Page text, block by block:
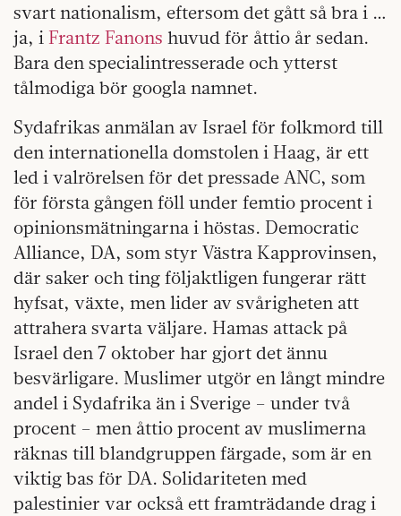
svart nationalism, eftersom det gått så bra i …
ja, i Frantz Fanons huvud för åttio år sedan.
Bara den specialintresserade och ytterst
tålmodiga bör googla namnet.
Sydafrikas anmälan av Israel för folkmord till
den internationella domstolen i Haag, är ett
led i valrörelsen för det pressade ANC, som
för första gången föll under femtio procent i
opinionsmätningarna i höstas. Democratic
Alliance, DA, som styr Västra Kapprovinsen,
där saker och ting följaktligen fungerar rätt
hyfsat, växte, men lider av svårigheten att
attrahera svarta väljare. Hamas attack på
Israel den 7 oktober har gjort det ännu
besvärligare. Muslimer utgör en långt mindre
andel i Sydafrika än i Sverige – under två
procent – men åttio procent av muslimerna
räknas till blandgruppen färgade, som är en
viktig bas för DA. Solidariteten med
palestinier var också ett framträdande drag i